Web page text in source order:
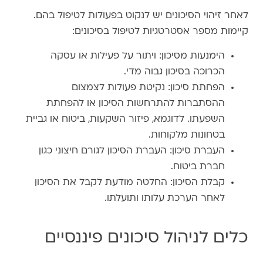
לאחר זיהוי הסיכונים יש לנקוט בפעולות לטיפול בהם.
קיימות מספר אסטרטגיות לטיפול בסיכונים:
הימנעות מסיכון: ויתור על פעילות או עסקה
הכרוכה בסיכון גבוה מדי.
הפחתת סיכון: נקיטת פעולות לצמצום
ההסתברות להתרחשות הסיכון או להפחתת
השפעתו. לדוגמא, פיזור השקעות, ביטוח או גביית
בטחונות מלקוחות.
העברת סיכון: העברת הסיכון לגורם חיצוני כגון
חברת ביטוח.
קבלת הסיכון: החלטה מודעת לקבל את הסיכון
לאחר הערכת עלותו ותועלתו.
כלים לניהול סיכונים פיננסיים